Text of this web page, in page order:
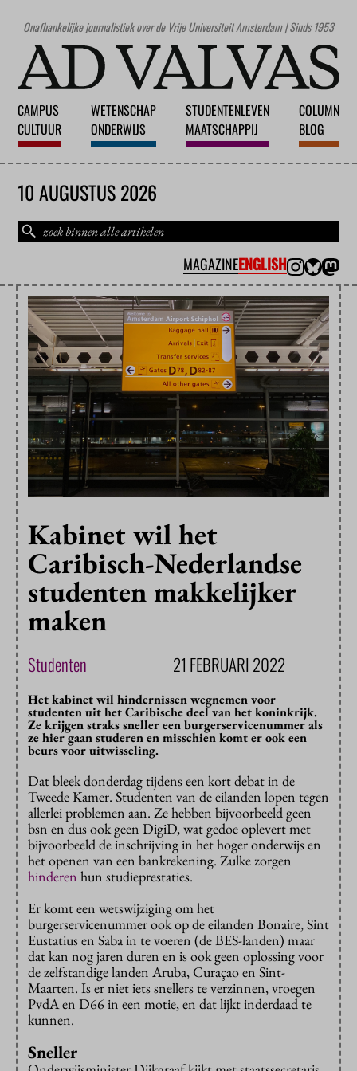
Onafhankelijke journalistiek over de Vrije Universiteit Amsterdam | Sinds 1953
CAMPUS
CULTUUR
WETENSCHAP
ONDERWIJS
STUDENTENLEVEN
MAATSCHAPPIJ
COLUMN
BLOG
10 AUGUSTUS 2026
MAGAZINEENGLISH
Kabinet wil het
Caribisch-Nederlandse
studenten makkelijker
maken
Studenten 21 FEBRUARI 2022
Het kabinet wil hindernissen wegnemen voor
studenten uit het Caribische deel van het koninkrijk.
Ze krijgen straks sneller een burgerservicenummer als
ze hier gaan studeren en misschien komt er ook een
beurs voor uitwisseling.
Dat bleek donderdag tijdens een kort debat in de
Tweede Kamer. Studenten van de eilanden lopen tegen
allerlei problemen aan. Ze hebben bijvoorbeeld geen
bsn en dus ook geen DigiD, wat gedoe oplevert met
bijvoorbeeld de inschrijving in het hoger onderwijs en
het openen van een bankrekening. Zulke zorgen
hinderen hun studieprestaties.
Er komt een wetswijziging om het
burgerservicenummer ook op de eilanden Bonaire, Sint
Eustatius en Saba in te voeren (de BES-landen) maar
dat kan nog jaren duren en is ook geen oplossing voor
de zelfstandige landen Aruba, Curaçao en Sint-
Maarten. Is er niet iets snellers te verzinnen, vroegen
PvdA en D66 in een motie, en dat lijkt inderdaad te
kunnen.
Sneller